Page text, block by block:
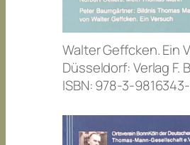
Walter Geffcken. Ein
Düsseldorf: Verlag F.
ISBN: 978-3-